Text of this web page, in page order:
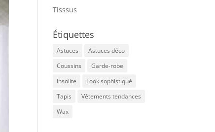
Tisssus
Étiquettes
Astuces
Astuces déco
Coussins
Garde-robe
Insolite
Look sophistiqué
Tapis
Vêtements tendances
Wax